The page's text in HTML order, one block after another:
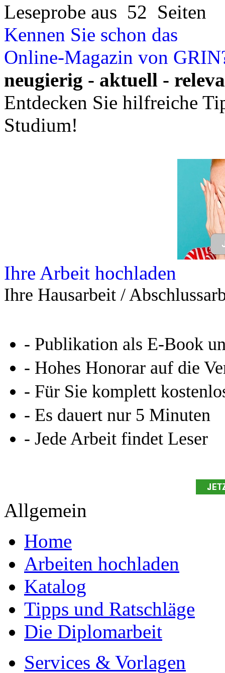
Leseprobe aus 52 Seiten
Kennen Sie schon das
Online-Magazin von
neugierig - aktuell -
Entdecken Sie hilfreiche
Studium!
Ihre Arbeit hochladen
Ihre Hausarbeit /
- Publikation als E-Book
- Hohes Honorar auf die
- Für Sie komplett
- Es dauert nur 5 Minuten
- Jede Arbeit findet Leser
Allgemein
Home
Arbeiten hochladen
Katalog
Tipps und Ratschläge
Die Diplomarbeit
Services & Vorlagen